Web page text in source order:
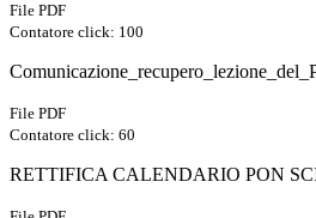
File PDF
Contatore click: 100
File PDF
Contatore click: 60
RETTIFICA CALENDARIO PON